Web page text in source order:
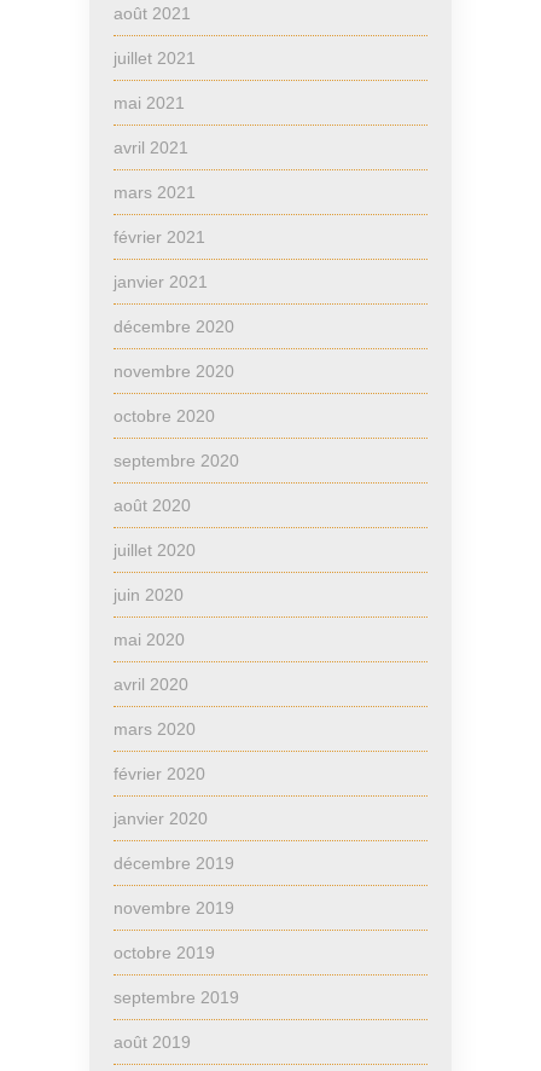
août 2021
juillet 2021
mai 2021
avril 2021
mars 2021
février 2021
janvier 2021
décembre 2020
novembre 2020
octobre 2020
septembre 2020
août 2020
juillet 2020
juin 2020
mai 2020
avril 2020
mars 2020
février 2020
janvier 2020
décembre 2019
novembre 2019
octobre 2019
septembre 2019
août 2019